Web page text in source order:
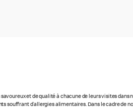
et de qualité à chacune de leurs visites
souffrant d’allergies alimentaires. Dans le cadre